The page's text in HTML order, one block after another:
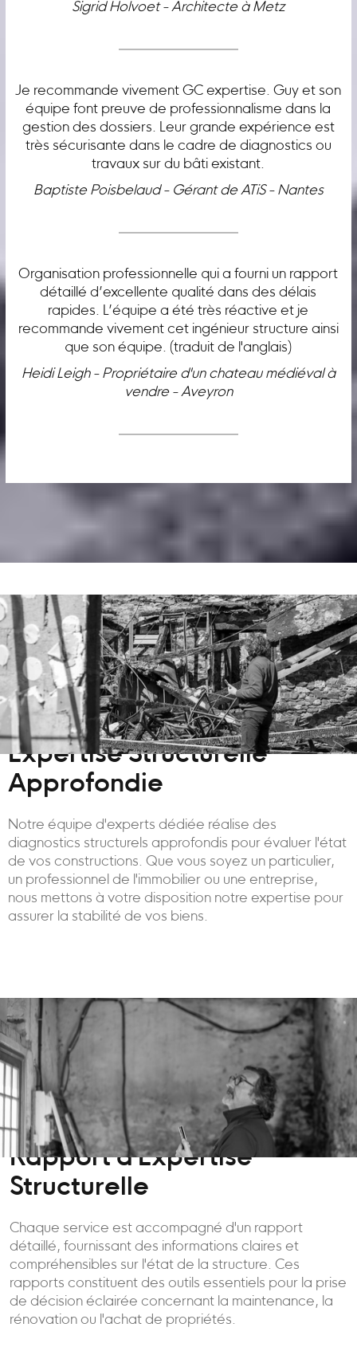
Sigrid Holvoet - Architecte à Metz
Je recommande vivement GC expertise. Guy et son
équipe font preuve de professionnalisme dans la
gestion des dossiers. Leur grande expérience est
très sécurisante dans le cadre de diagnostics ou
travaux sur du bâti existant.
Baptiste Poisbelaud - Gérant de ATiS - Nantes
Organisation professionnelle qui a fourni un rapport
détaillé d’excellente qualité dans des délais
rapides. L’équipe a été très réactive et je
recommande vivement cet ingénieur structure ainsi
que son équipe. (traduit de l'anglais)
Heidi Leigh - Propriétaire d'un chateau médiéval à
vendre - Aveyron
Expertise Structurelle
Approfondie
Notre équipe d'experts dédiée réalise des
diagnostics structurels approfondis pour évaluer l'état
de vos constructions. Que vous soyez un particulier,
un professionnel de l'immobilier ou une entreprise,
nous mettons à votre disposition notre expertise pour
assurer la stabilité de vos biens.
Rapport d'Expertise
Structurelle
Chaque service est accompagné d'un rapport
détaillé, fournissant des informations claires et
compréhensibles sur l'état de la structure. Ces
rapports constituent des outils essentiels pour la prise
de décision éclairée concernant la maintenance, la
rénovation ou l'achat de propriétés.